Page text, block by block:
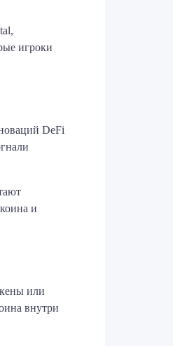
игроки
DeFi
и
или
внутри